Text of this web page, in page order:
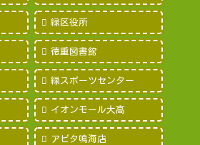
緑区役所
徳重図書館
緑スポーツセンター
イオンモール大高
アピタ鳴海店